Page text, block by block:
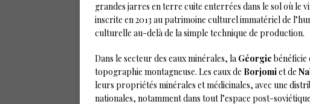
grandes jarres en terre cuite enterrées dans le sol où le
inscrite en 2013 au patrimoine culturel immatériel de
culturelle au-delà de la simple technique de production.
Dans le secteur des eaux minérales, la Géorgiebénéficie
topographie montagneuse. Les eaux de Borjomiet de
leurs propriétés minérales et médicinales, avec une
nationales, notamment dans tout l’espace post-